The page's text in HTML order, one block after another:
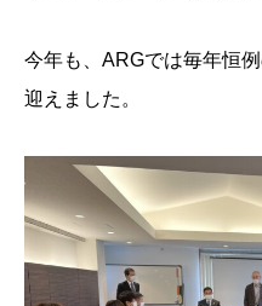
今年も、ARGでは毎年恒
迎えました。